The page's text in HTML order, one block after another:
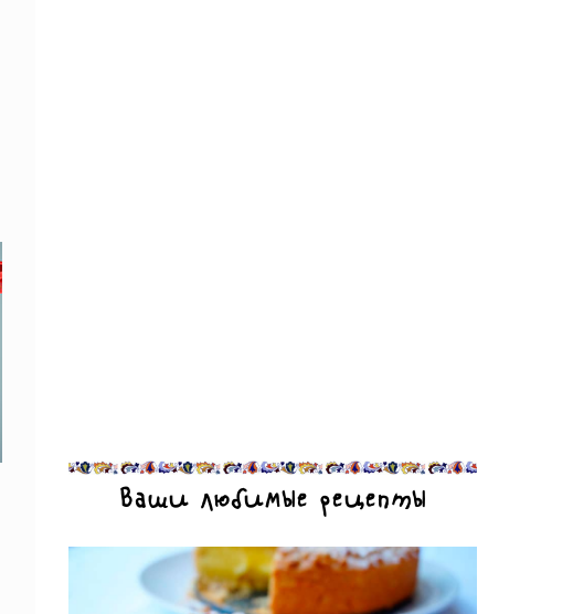
Ваши любимые рецепты